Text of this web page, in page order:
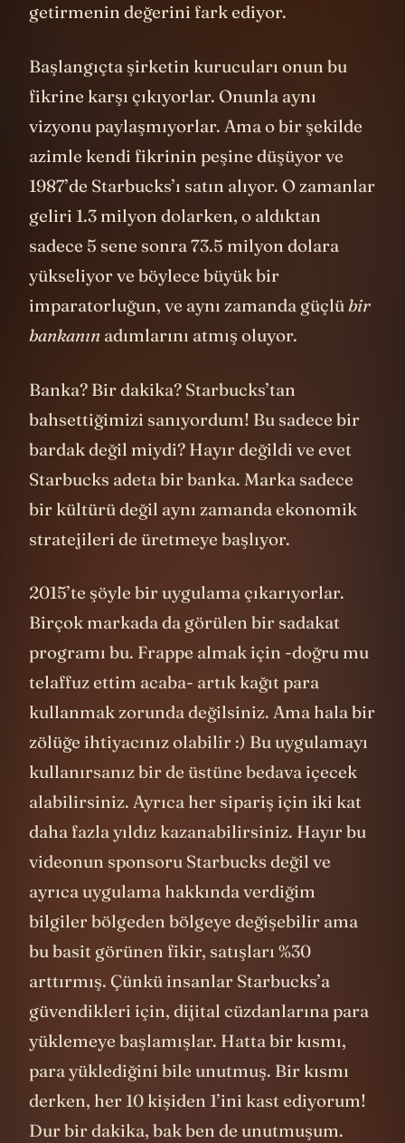
getirmenin değerini fark ediyor.
Başlangıçta şirketin kurucuları onun bu
fikrine karşı çıkıyorlar. Onunla aynı
vizyonu paylaşmıyorlar. Ama o bir şekilde
azimle kendi fikrinin peşine düşüyor ve
1987’de Starbucks’ı satın alıyor. O zamanlar
geliri 1.3 milyon dolarken, o aldıktan
sadece 5 sene sonra 73.5 milyon dolara
yükseliyor ve böylece büyük bir
imparatorluğun, ve aynı zamanda güçlübir
bankanın adımlarını atmış oluyor.
Banka? Bir dakika? Starbucks’tan
bahsettiğimizi sanıyordum! Bu sadece bir
bardak değil miydi? Hayır değildi ve evet
Starbucks adeta bir banka. Marka sadece
bir kültürü değil aynı zamanda ekonomik
stratejileri de üretmeye başlıyor.
2015’te şöyle bir uygulama çıkarıyorlar.
Birçok markada da görülen bir sadakat
programı bu. Frappe almak için -doğru mu
telaffuz ettim acaba- artık kağıt para
kullanmak zorunda değilsiniz. Ama hala bir
zölüğe ihtiyacınız olabilir :) Bu uygulamayı
kullanırsanız bir de üstüne bedava içecek
alabilirsiniz. Ayrıca her sipariş için iki kat
daha fazla yıldız kazanabilirsiniz. Hayır bu
videonun sponsoru Starbucks değil ve
ayrıca uygulama hakkında verdiğim
bilgiler bölgeden bölgeye değişebilir ama
bu basit görünen fikir, satışları %30
arttırmış. Çünkü insanlar Starbucks’a
güvendikleri için, dijital cüzdanlarına para
yüklemeye başlamışlar. Hatta bir kısmı,
para yüklediğini bile unutmuş. Bir kısmı
derken, her 10 kişiden 1’ini kast ediyorum!
Dur bir dakika, bak ben de unutmuşum.